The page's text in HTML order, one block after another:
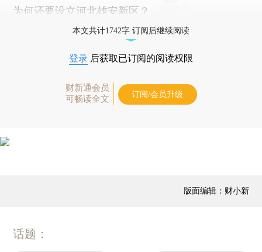
为何还要设立河北雄安新区？
本文共计1742字 订阅后继续阅读
登录 后获取已订阅的阅读权限
财新通会员
可畅读全文
订阅/会员升级
版面编辑：财小新
话题：